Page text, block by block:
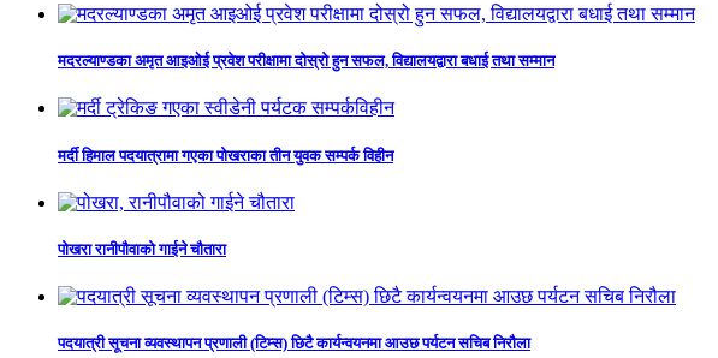
मदरल्याण्डका अमृत आइओई प्रवेश परीक्षामा दोस्रो हुन सफल, विद्यालयद्वारा बधाई तथा सम्मान
मर्दी हिमाल पदयात्रामा गएका पोखराका तीन युवक सम्पर्क विहीन
पोखरा रानीपौवाको गाईने चौतारा
पदयात्री सूचना व्यवस्थापन प्रणाली (टिम्स) छिटै कार्यन्वयनमा आउछ पर्यटन सचिब निरौला